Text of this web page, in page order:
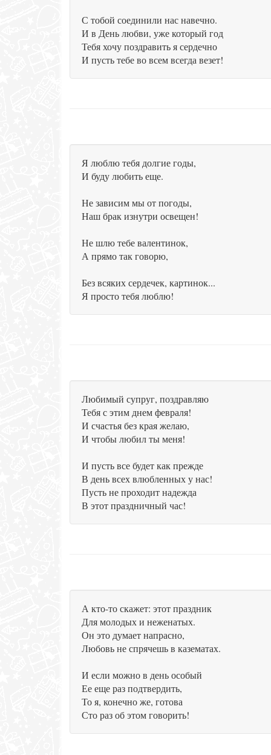
С тобой соединили нас навечно.
И в День любви, уже который год
Тебя хочу поздравить я сердечно
И пусть тебе во всем всегда везет!
Я люблю тебя долгие годы,
И буду любить еще.
Не зависим мы от погоды,
Наш брак изнутри освещен!
Не шлю тебе валентинок,
А прямо так говорю,
Без всяких сердечек, картинок...
Я просто тебя люблю!
Любимый супруг, поздравляю
Тебя с этим днем февраля!
И счастья без края желаю,
И чтобы любил ты меня!
И пусть все будет как прежде
В день всех влюбленных у нас!
Пусть не проходит надежда
В этот праздничный час!
А кто-то скажет: этот праздник
Для молодых и неженатых.
Он это думает напрасно,
Любовь не спрячешь в казематах.
И если можно в день особый
Ее еще раз подтвердить,
То я, конечно же, готова
Сто раз об этом говорить!